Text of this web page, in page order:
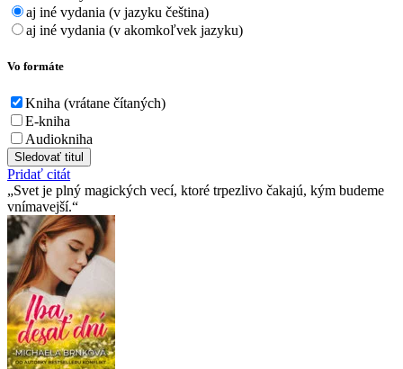
aj iné vydania (v jazyku čeština)
aj iné vydania (v akomkoľvek jazyku)
Vo formáte
Kniha (vrátane čítaných)
E-kniha
Audiokniha
Sledovať titul
Pridať citát
Svet je plný magických vecí, ktoré trpezlivo čakajú, kým budeme
vnímavejší.